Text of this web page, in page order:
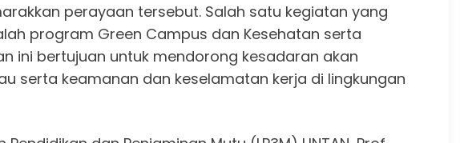
perayaan tersebut. Salah satu kegiatan yang
program Green Campus dan Kesehatan serta
ini bertujuan untuk mendorong kesadaran akan
serta keamanan dan keselamatan kerja di lingkungan